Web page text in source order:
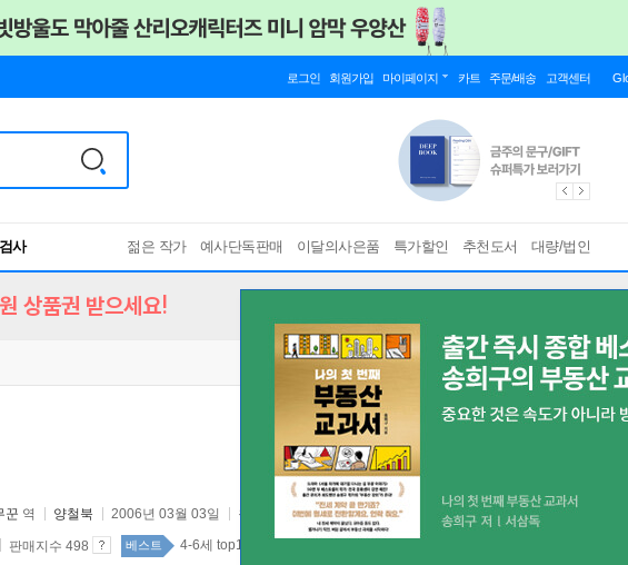
로그인 회원가입 마이페이지 카트 주문/배송 고객센터
사
젊은 작가 예사단독판매 이달의사은품 특가할인 추천도서 대량/법인
상품권 받으세요!
꾼 역 양철북 2006년 03월 03일 원제 : : ろくべえ まってろよ
판매지수 498 베스트 4-6세 top100 1주